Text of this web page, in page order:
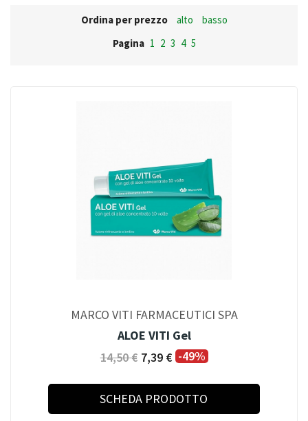
Ordina per prezzo alto
basso
Pagina 1 2 3 4 5
MARCO VITI FARMACEUTICI SPA
ALOE VITI Gel
14,50 € 7,39 € -49%
SCHEDA PRODOTTO